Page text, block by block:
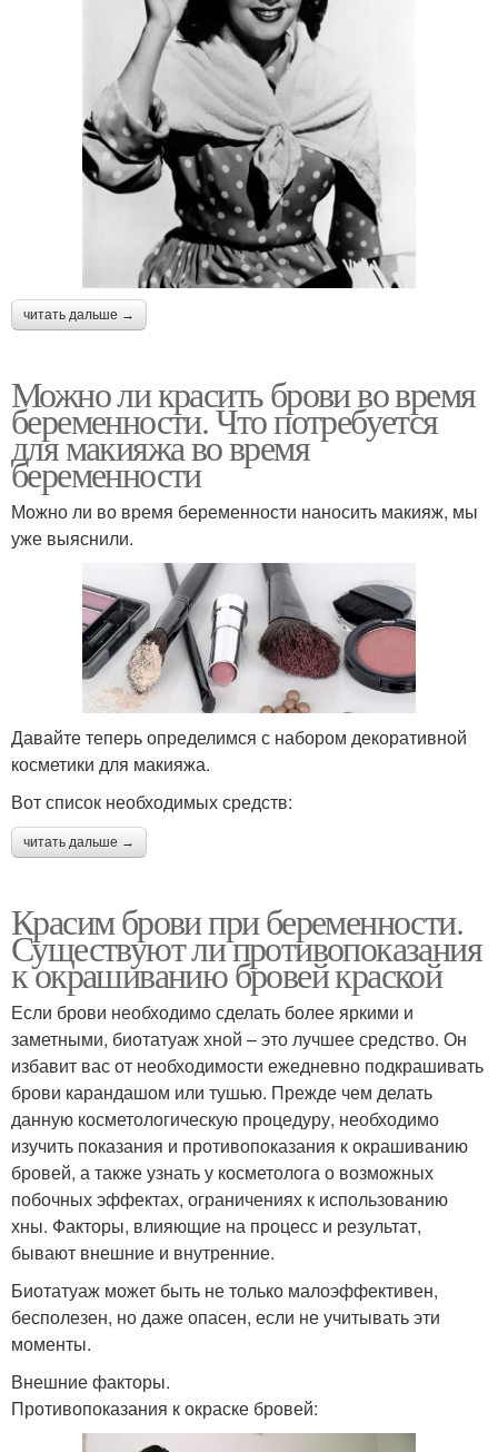
читать дальше →
Можно ли красить брови во время
беременности. Что потребуется
для макияжа во время
беременности
Можно ли во время беременности наносить макияж, мы
уже выяснили.
Давайте теперь определимся с набором декоративной
косметики для макияжа.
Вот список необходимых средств:
читать дальше →
Красим брови при беременности.
Существуют ли противопоказания
к окрашиванию бровей краской
Если брови необходимо сделать более яркими и
заметными, биотатуаж хной – это лучшее средство. Он
избавит вас от необходимости ежедневно подкрашивать
брови карандашом или тушью. Прежде чем делать
данную косметологическую процедуру, необходимо
изучить показания и противопоказания к окрашиванию
бровей, а также узнать у косметолога о возможных
побочных эффектах, ограничениях к использованию
хны. Факторы, влияющие на процесс и результат,
бывают внешние и внутренние.
Биотатуаж может быть не только малоэффективен,
бесполезен, но даже опасен, если не учитывать эти
моменты.
Внешние факторы.
Противопоказания к окраске бровей: